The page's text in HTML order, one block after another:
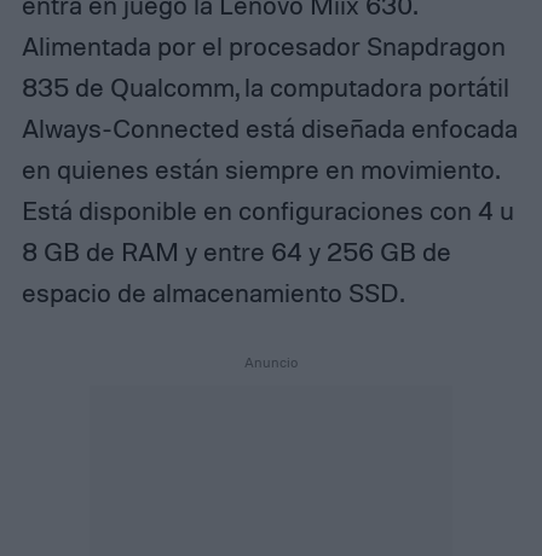
Alimentada por el procesador Snapdragon
835 de Qualcomm, la computadora portátil
Always-Connected está diseñada enfocada
en quienes están siempre en movimiento.
Está disponible en configuraciones con 4 u
8 GB de RAM y entre 64 y 256 GB de
espacio de almacenamiento SSD.